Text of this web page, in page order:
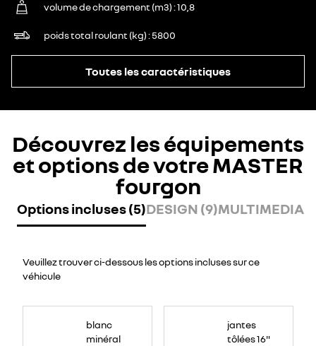
volume de chargement (m3) 10,8
poids total roulant (kg) 5800
Toutes les caractéristiques
Découvrez les équipements
et options de votre MASTER
fourgon
Options incluses (5)DESIGN (9)MULTIMEDIA
Veuillez trouver ci-dessous les options incluses sur ce
véhicule
blanc
minéral
jantes
tôlées 16"